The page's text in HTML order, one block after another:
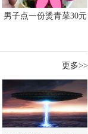
男子点一份烫青菜30元
更多>>